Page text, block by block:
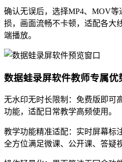
确认无误后，选择MP4、MOV
损，画面流畅不卡顿，适配各大
端播放。
数据蛙录屏软件教师专属优
无水印无时长限制：免费版即可
功能，适配日常教学高频使用。
教学功能精准适配：实时屏幕标
全方位满足微课、公开课、答疑